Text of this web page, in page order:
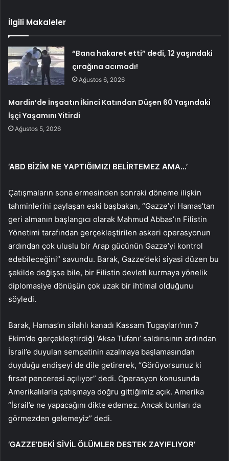
İlgili Makaleler
“Bana hakaret etti” dedi, 12 yaşındaki
çırağına acımadı!
Ağustos 6, 2026
Mardin’de İnşaatın İkinci Katından Düşen 60 Yaşındaki
İşçi Yaşamını Yitirdi
Ağustos 5, 2026
‘ABD BİZİM NE YAPTIĞIMIZI BELİRTEMEZ AMA…’
Çatışmaların sona ermesinden sonraki döneme ilişkin
tahminlerini paylaşan eski başbakan, “Gazze’yi Hamas’tan
geri almanın başlangıcı olarak Mahmud Abbas’ın Filistin
Yönetimi tarafından gerçekleştirilen askeri operasyonun
ardından çok uluslu bir Arap gücünün Gazze’yi kontrol
edebileceğini” savundu. Barak, Gazze’deki siyasi düzen bu
şekilde değişse bile, bir Filistin devleti kurmaya yönelik
diplomasiye dönüşün çok uzak bir ihtimal olduğunu
söyledi.
Barak, Hamas’ın silahlı kanadı Kassam Tugayları’nın 7
Ekim’de gerçekleştirdiği ‘Aksa Tufanı’ saldırısının ardından
İsrail’e duyulan sempatinin azalmaya başlamasından
duyduğu endişeyi de dile getirerek, “Görüyorsunuz ki
fırsat penceresi açılıyor” dedi. Operasyon konusunda
Amerikalılarla çatışmaya doğru gittiğimiz açık. Amerika
“İsrail’e ne yapacağını dikte edemez. Ancak bunları da
görmezden gelemeyiz” dedi.
‘GAZZE’DEKİ SİVİL ÖLÜMLER DESTEK ZAYIFLIYOR’